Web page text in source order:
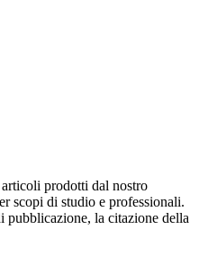
prodotti dal nostro
scopi di studio e professionali.
pubblicazione, la citazione della